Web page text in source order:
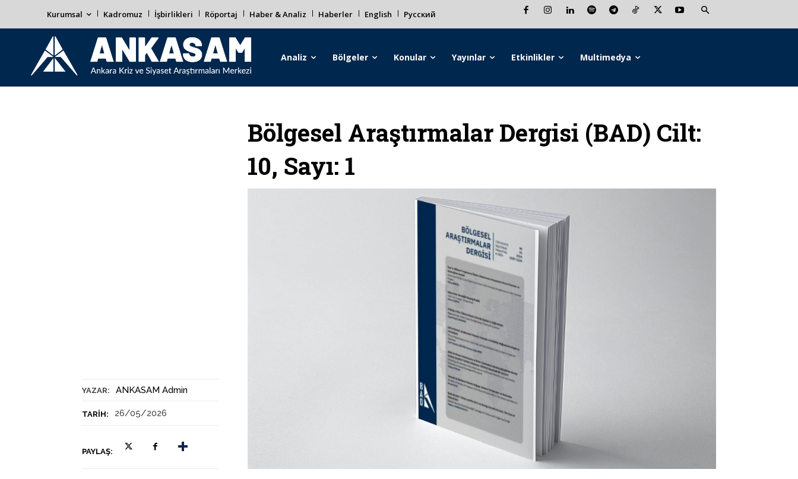
Kurumsal Kadromuz İşbirlikleri Röportaj Haber & Analiz Haberler English Русский
Analiz Bölgeler Konular Yayınlar Etkinlikler Multimedya
YAZAR: ANKASAM Admin
TARIH: 26/05/2026
PAYLAŞ:
Bölgesel Araştırmalar Dergisi (BAD) Cilt:
10, Sayı: 1